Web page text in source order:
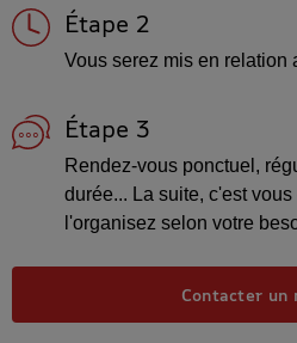
Étape 2
Vous serez mis en relation
Étape 3
Rendez-vous ponctuel,
durée... La suite, c'est
l'organisez selon votre
Contacter un